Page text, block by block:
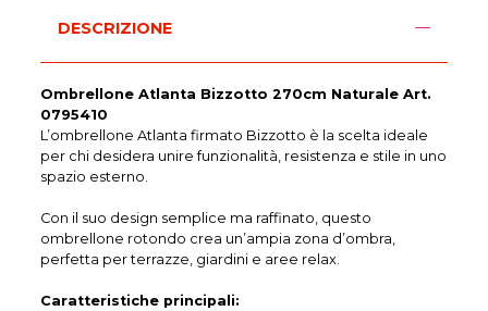
DESCRIZIONE
Ombrellone Atlanta Bizzotto 270cm Naturale Art.
0795410
L’ombrellone Atlanta firmato Bizzotto è la scelta ideale
per chi desidera unire funzionalità, resistenza e stile in uno
spazio esterno.
Con il suo design semplice ma raffinato, questo
ombrellone rotondo crea un’ampia zona d’ombra,
perfetta per terrazze, giardini e aree relax.
Caratteristiche principali: